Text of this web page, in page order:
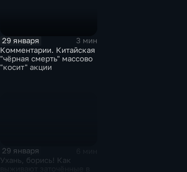
29 января
3 мин
Комментарии. Китайская
"чёрная смерть" массово
"косит" акции
29 января
Ухань, борись! Как